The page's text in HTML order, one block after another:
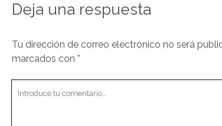
Deja una respuesta
Tu dirección de correo electrónico no será
marcados con *